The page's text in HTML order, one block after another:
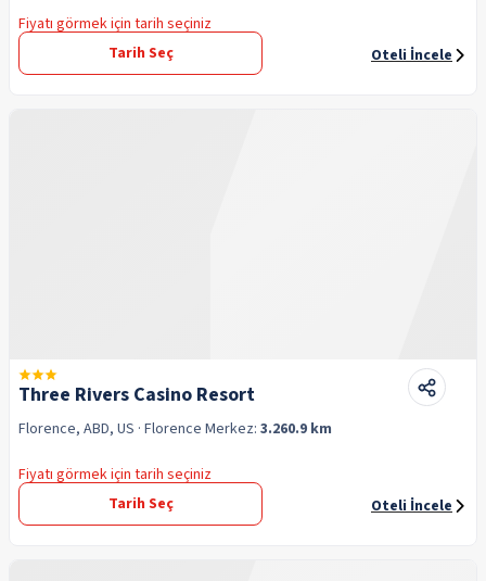
Fiyatı görmek için tarih seçiniz
Tarih Seç
Oteli İncele
Three Rivers Casino Resort
Florence, ABD, US · Florence Merkez: 3.260.9 km
Fiyatı görmek için tarih seçiniz
Tarih Seç
Oteli İncele